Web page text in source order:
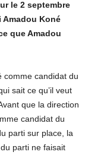
le 2 septembre
Amadou Koné
que Amadou
comme candidat du
sait ce qu’il veut
que la direction
candidat du
parti sur place, la
parti ne faisait